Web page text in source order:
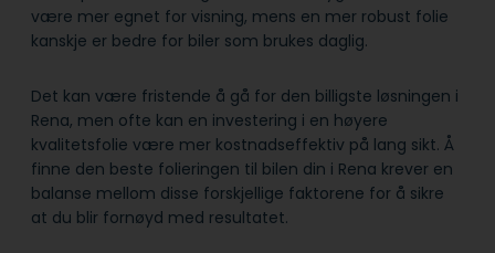
være mer egnet for visning, mens en mer robust folie
kanskje er bedre for biler som brukes daglig.
Det kan være fristende å gå for den billigste løsningen i
Rena, men ofte kan en investering i en høyere
kvalitetsfolie være mer kostnadseffektiv på lang sikt. Å
finne den beste folieringen til bilen din i Rena krever en
balanse mellom disse forskjellige faktorene for å sikre
at du blir fornøyd med resultatet.